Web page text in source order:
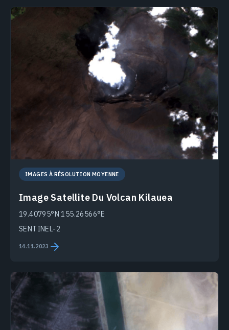
IMAGES À RÉSOLUTION MOYENNE
Image Satellite Du Volcan Kilauea
19.40795°N 155.26566°E
SENTINEL-2
14.11.2023